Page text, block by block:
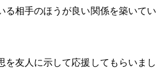
る相手のほうが良い関係を築いてい
を友人に示して応援してもらいまし